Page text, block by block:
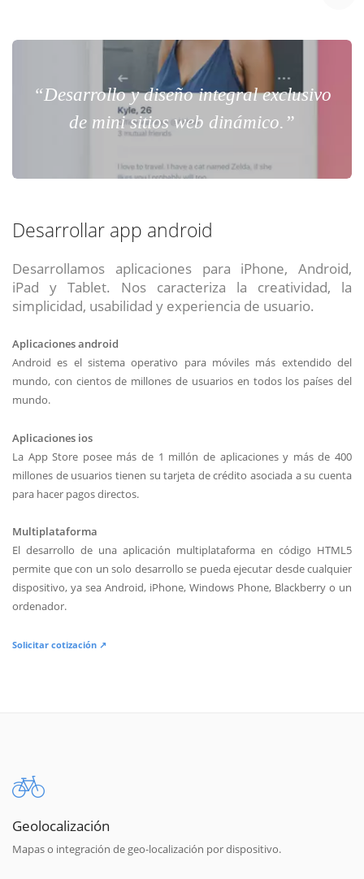
“Desarrollo y diseño integral exclusivo
de mini sitios web dinámico.”
Desarrollar app android
Desarrollamos aplicaciones para iPhone, Android,
iPad y Tablet. Nos caracteriza la creatividad, la
simplicidad, usabilidad y experiencia de usuario.
Aplicaciones android
Android es el sistema operativo para móviles más extendido del
mundo, con cientos de millones de usuarios en todos los países del
mundo.
Aplicaciones ios
La App Store posee más de 1 millón de aplicaciones y más de 400
millones de usuarios tienen su tarjeta de crédito asociada a su cuenta
para hacer pagos directos.
Multiplataforma
El desarrollo de una aplicación multiplataforma en código HTML5
permite que con un solo desarrollo se pueda ejecutar desde cualquier
dispositivo, ya sea Android, iPhone, Windows Phone, Blackberry o un
ordenador.
Solicitar cotización ↗
Geolocalización
Mapas o integración de geo-localización por dispositivo.